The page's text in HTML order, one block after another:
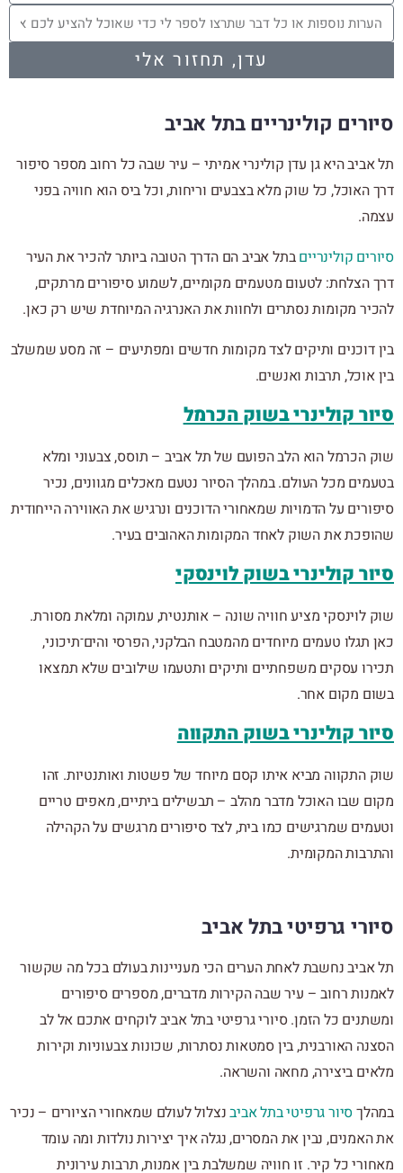
עדן, תחזור אלי
סיורים קולינריים בתל אביב
תל אביב היא גן עדן קולינרי אמיתי – עיר שבה כל רחוב מספר סיפור
דרך האוכל, כל שוק מלא בצבעים וריחות, וכל ביס הוא חוויה בפני
עצמה.
סיורים קולינרייםבתל אביב הם הדרך הטובה ביותר להכיר את העיר
דרך הצלחת: לטעום מטעמים מקומיים, לשמוע סיפורים מרתקים,
להכיר מקומות נסתרים ולחוות את האנרגיה המיוחדת שיש רק כאן.
בין דוכנים ותיקים לצד מקומות חדשים ומפתיעים – זה מסע שמשלב
בין אוכל, תרבות ואנשים.
סיור קולינרי בשוק הכרמל
שוק הכרמל הוא הלב הפועם של תל אביב – תוסס, צבעוני ומלא
בטעמים מכל העולם. במהלך הסיור נטעם מאכלים מגוונים, נכיר
סיפורים על הדמויות שמאחורי הדוכנים ונרגיש את האווירה הייחודית
שהופכת את השוק לאחד המקומות האהובים בעיר.
סיור קולינרי בשוק לוינסקי
שוק לוינסקי מציע חוויה שונה – אותנטית, עמוקה ומלאת מסורת.
כאן תגלו טעמים מיוחדים מהמטבח הבלקני, הפרסי והים־תיכוני,
תכירו עסקים משפחתיים ותיקים ותטעמו שילובים שלא תמצאו
בשום מקום אחר.
סיור קולינרי בשוק התקווה
שוק התקווה מביא איתו קסם מיוחד של פשטות ואותנטיות. זהו
מקום שבו האוכל מדבר מהלב – תבשילים ביתיים, מאפים טריים
וטעמים שמרגישים כמו בית, לצד סיפורים מרגשים על הקהילה
והתרבות המקומית.
סיורי גרפיטי בתל אביב
תל אביב נחשבת לאחת הערים הכי מעניינות בעולם בכל מה שקשור
לאמנות רחוב – עיר שבה הקירות מדברים, מספרים סיפורים
ומשתנים כל הזמן. סיורי גרפיטי בתל אביב לוקחים אתכם אל לב
הסצנה האורבנית, בין סמטאות נסתרות, שכונות צבעוניות וקירות
מלאים ביצירה, מחאה והשראה.
במהלךסיור גרפיטי בתל אביבנצלול לעולם שמאחורי הציורים – נכיר
את האמנים, נבין את המסרים, נגלה איך יצירות נולדות ומה עומד
מאחורי כל קיר. זו חוויה שמשלבת בין אמנות, תרבות עירונית